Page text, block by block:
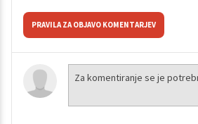
PRAVILA ZA OBJAVO KOMENTARJEV